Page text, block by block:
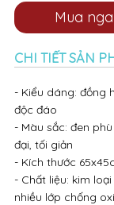
Mua
CHI TIẾT SẢN
- Kiểu dáng: đồng
độc đáo
- Màu sắc: đen
đại, tối giản
- Kích thước
- Chất liệu: kim
nhiều lớp chống